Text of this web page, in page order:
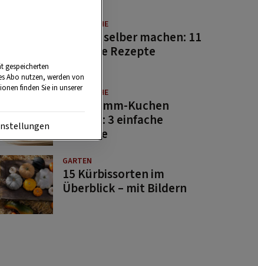
GUTE KÜCHE
Saucen selber machen: 11
beliebte Rezepte
GUTE KÜCHE
Osterlamm-Kuchen
backen: 3 einfache
Rezepte
GARTEN
15 Kürbissorten im
Überblick – mit Bildern
gespeicherten
Abo nutzen, werden von
finden Sie in unserer